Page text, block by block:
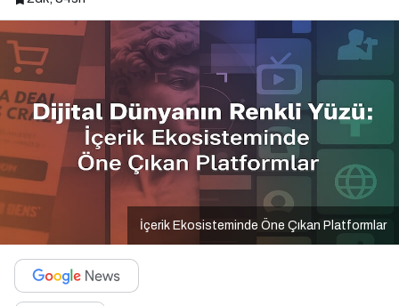
İçerik Ekosisteminde Öne Çıkan Platformlar